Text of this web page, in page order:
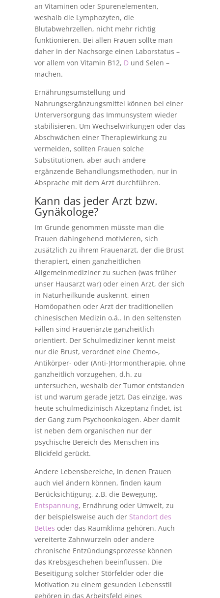
an Vitaminen oder Spurenelementen,
weshalb die Lymphozyten, die
Blutabwehrzellen, nicht mehr richtig
funktionieren. Bei allen Frauen sollte man
daher in der Nachsorge einen Laborstatus –
vor allem von Vitamin B12, Dund Selen –
machen.
Ernährungsumstellung und
Nahrungsergänzungsmittel können bei einer
Unterversorgung das Immunsystem wieder
stabilisieren. Um Wechselwirkungen oder das
Abschwächen einer Therapiewirkung zu
vermeiden, sollten Frauen solche
Substitutionen, aber auch andere
ergänzende Behandlungsmethoden, nur in
Absprache mit dem Arzt durchführen.
Kann das jeder Arzt bzw.
Gynäkologe?
Im Grunde genommen müsste man die
Frauen dahingehend motivieren, sich
zusätzlich zu ihrem Frauenarzt, der die Brust
therapiert, einen ganzheitlichen
Allgemeinmediziner zu suchen (was früher
unser Hausarzt war) oder einen Arzt, der sich
in Naturheilkunde auskennt, einen
Homöopathen oder Arzt der traditionellen
chinesischen Medizin o.ä.. In den seltensten
Fällen sind Frauenärzte ganzheitlich
orientiert. Der Schulmediziner kennt meist
nur die Brust, verordnet eine Chemo-,
Antikörper- oder (Anti-)Hormontherapie, ohne
ganzheitlich vorzugehen, d.h. zu
untersuchen, weshalb der Tumor entstanden
ist und warum gerade jetzt. Das einzige, was
heute schulmedizinisch Akzeptanz findet, ist
der Gang zum Psychoonkologen. Aber damit
ist neben dem organischen nur der
psychische Bereich des Menschen ins
Blickfeld gerückt.
Andere Lebensbereiche, in denen Frauen
auch viel ändern können, finden kaum
Berücksichtigung, z.B. die Bewegung,
Entspannung, Ernährung oder Umwelt, zu
der beispielsweise auch der Standort des
Bettes oder das Raumklima gehören. Auch
vereiterte Zahnwurzeln oder andere
chronische Entzündungsprozesse können
das Krebsgeschehen beeinflussen. Die
Beseitigung solcher Störfelder oder die
Motivation zu einem gesunden Lebensstil
gehören in das Arbeitsfeld eines